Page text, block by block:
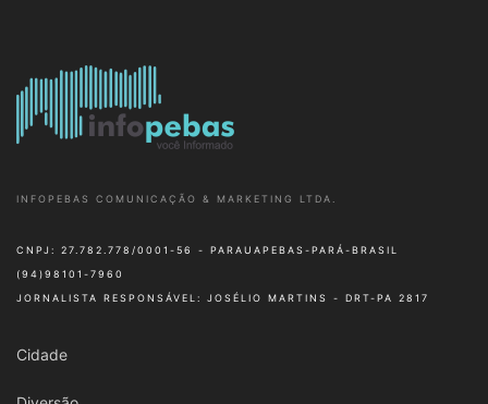
INFOPEBAS COMUNICAÇÃO & MARKETING LTDA.
CNPJ: 27.782.778/0001-56 - PARAUAPEBAS-PARÁ-BRASIL
(94)98101-7960
JORNALISTA RESPONSÁVEL: JOSÉLIO MARTINS - DRT-PA 2817
Cidade